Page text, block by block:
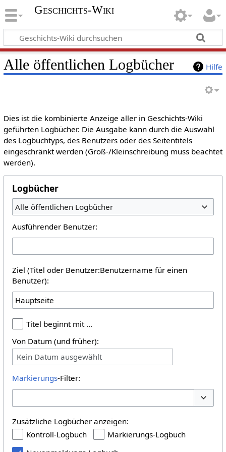
Geschichts-Wiki
Hilfe
Alle öffentlichen Logbücher
Dies ist die kombinierte Anzeige aller in Geschichts-Wiki
geführten Logbücher. Die Ausgabe kann durch die Auswahl
des Logbuchtyps, des Benutzers oder des Seitentitels
eingeschränkt werden (Groß-/Kleinschreibung muss beachtet
werden).
Logbücher
Alle öffentlichen Logbücher
Ausführender Benutzer:
Ziel (Titel oder Benutzer:Benutzername für einen
Benutzer):
Titel beginnt mit …
Von Datum (und früher):
Kein Datum ausgewählt
Markierungs-Filter:
Zusätzliche Logbücher anzeigen:
Kontroll-Logbuch
Markierungs-Logbuch